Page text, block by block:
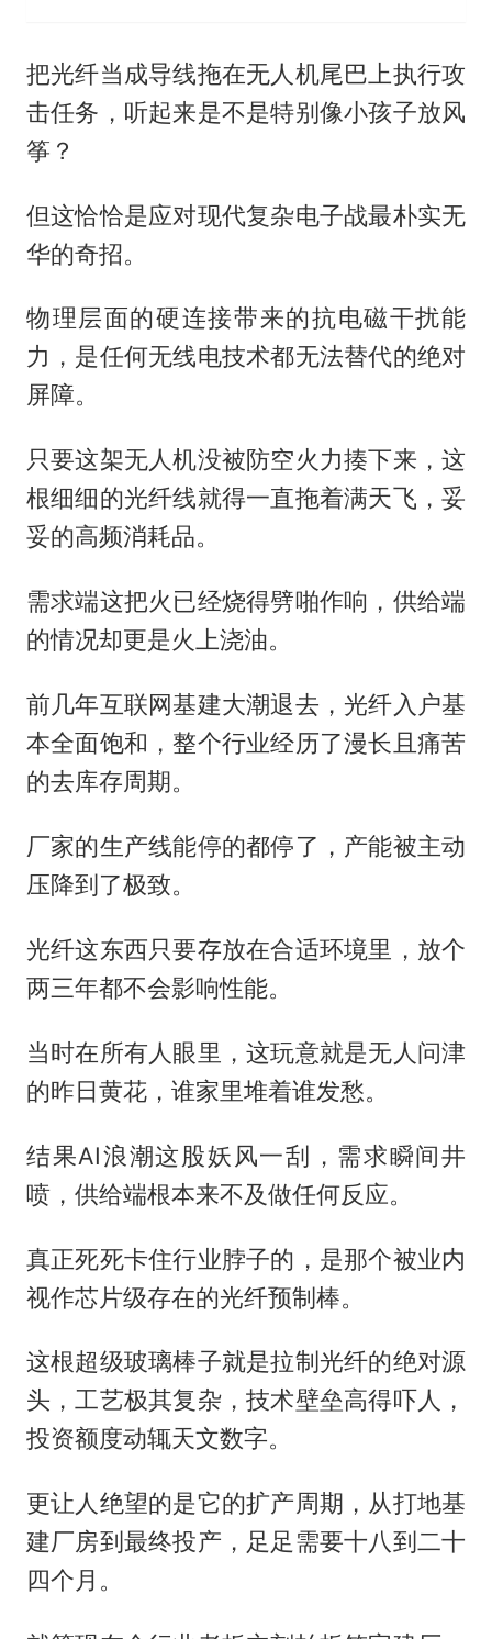
把光纤当成导线拖在无人机尾巴上执行攻
击任务，听起来是不是特别像小孩子放风
筝？
但这恰恰是应对现代复杂电子战最朴实无
华的奇招。
物理层面的硬连接带来的抗电磁干扰能
力，是任何无线电技术都无法替代的绝对
屏障。
只要这架无人机没被防空火力揍下来，这
根细细的光纤线就得一直拖着满天飞，妥
妥的高频消耗品。
需求端这把火已经烧得劈啪作响，供给端
的情况却更是火上浇油。
前几年互联网基建大潮退去，光纤入户基
本全面饱和，整个行业经历了漫长且痛苦
的去库存周期。
厂家的生产线能停的都停了，产能被主动
压降到了极致。
光纤这东西只要存放在合适环境里，放个
两三年都不会影响性能。
当时在所有人眼里，这玩意就是无人问津
的昨日黄花，谁家里堆着谁发愁。
结果AI浪潮这股妖风一刮，需求瞬间井
喷，供给端根本来不及做任何反应。
真正死死卡住行业脖子的，是那个被业内
视作芯片级存在的光纤预制棒。
这根超级玻璃棒子就是拉制光纤的绝对源
头，工艺极其复杂，技术壁垒高得吓人，
投资额度动辄天文数字。
更让人绝望的是它的扩产周期，从打地基
建厂房到最终投产，足足需要十八到二十
四个月。